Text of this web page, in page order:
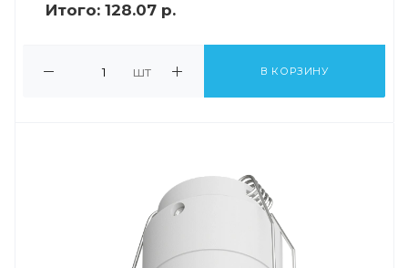
Итого: 128.07 р.
шт В КОРЗИНУ